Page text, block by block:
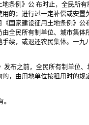
条例》公 布时止，全民所
的；进行过一定补偿或安
国家建设征用土地条例》
全民所有制单位、城市集
续，或退还农民集体。一
之前，全民所有制单位
，由用地单位按租用时的